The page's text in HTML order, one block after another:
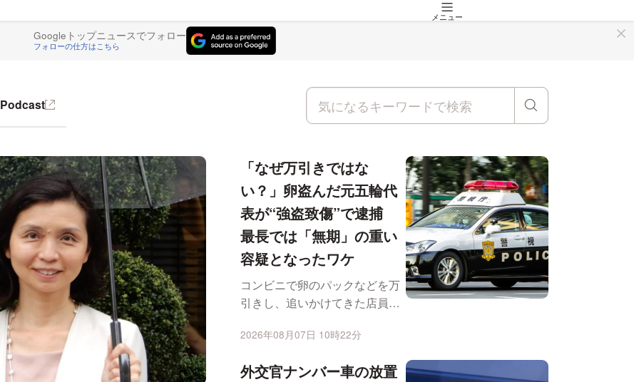
メニュー
Googleトップニュースでフォロー
フォローの仕方はこちら
Podcast
「なぜ万引きではな
い？」卵盗んだ元五輪代
表が“強盗致傷”で逮捕
最長では「無期」の重い
容疑となったワケ
コンビニで卵のパックなどを万
引きし、追いかけてきた店員に
が強盗致傷の疑い...
2026年08月07日 10時22分
外交官ナンバー車の放置